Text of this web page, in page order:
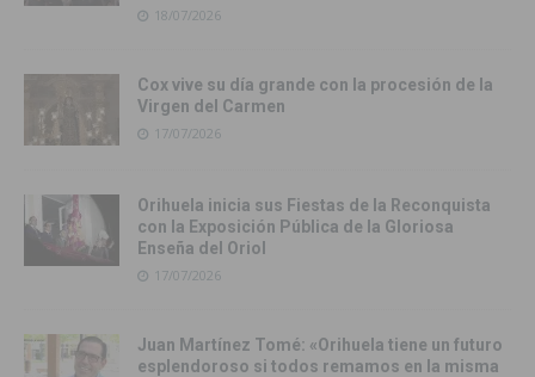
18/07/2026
Cox vive su día grande con la procesión de la
Virgen del Carmen
17/07/2026
Orihuela inicia sus Fiestas de la Reconquista
con la Exposición Pública de la Gloriosa
Enseña del Oriol
17/07/2026
Juan Martínez Tomé: «Orihuela tiene un futuro
esplendoroso si todos remamos en la misma